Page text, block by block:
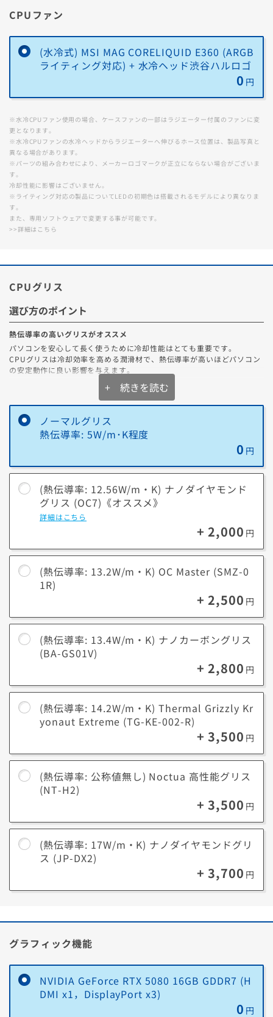
★★★★★
ドスパラ
フィッシング詐欺対策
金銭、パスワード、個人情報を盗む目的で偽装しているWebサイトをブ
ロックします。
VPN機能
フリーWi-Fiなど脆弱なネットワークへ接続する際も、お客様のデバイ
その他機能
自動保護/セーフウェブ/パスワードマネージャー/クラウドバックアッ
プ/セーフカム/ブラウザ保護/ダウンロードインサイト等
CPUファン
(水冷式) MSI MAG CORELIQUID E360 (ARGB
ライティング対応) + 水冷ヘッド渋谷ハルロゴ
0 円
※水冷CPUファン使用の場合、ケースファンの一部はラジエーター付属のファンに変
更となります。
※水冷CPUファンの水冷ヘッドからラジエーターへ伸びるホース位置は、製品写真と
異なる場合があります。
※パーツの組み合わせにより、メーカーロゴマークが正立にならない場合がございま
す。
冷却性能に影響はございません。
※ライティング対応の製品についてLEDの初期色は搭載されるモデルにより異なりま
す。
また、専用ソフトウェアで変更する事が可能です。
>>詳細はこちら
CPUグリス
選び方のポイント
熱伝導率の高いグリスがオススメ
パソコンを安心して長く使うために冷却性能はとても重要です。
CPUグリスは冷却効率を高める潤滑材で、熱伝導率が高いほどパソコン
の安定動作に良い影響を与えます。
オススメのCPUグリスはどれ？
ナノダイヤモンドグリス (OC7)」です！
ナノダイヤモンドグリス (OC7)の特徴
・ナノダイヤモンド粒子含有による非常に高い熱伝導性
・高温や湿度の環境下でも劣化しにくい耐久性
CPUの性能を最大限に引き出すためには、高熱伝導率のCPUグリスへの
アップグレードは外せません。
ゲームや動画編集などのクリエイティブを快適に楽しみたい場合は、熱
伝導率が高いグリスへの変更をオススメします。
※弊社工場での組立時に該当のグリスを塗布するサービスです。グリス
+ 続きを読む
ノーマルグリス
熱伝導率: 5W/m･K程度
0 円
(熱伝導率: 12.56W/m・K) ナノダイヤモンド
グリス (OC7)《オススメ》
詳細はこちら
+ 2,000 円
(熱伝導率: 13.2W/m・K) OC Master (SMZ-0
1R)
+ 2,500 円
(熱伝導率: 13.4W/m・K) ナノカーボングリス
(BA-GS01V)
+ 2,800 円
(熱伝導率: 14.2W/m・K) Thermal Grizzly Kr
yonaut Extreme (TG-KE-002-R)
+ 3,500 円
(熱伝導率: 公称値無し) Noctua 高性能グリス
(NT-H2)
+ 3,500 円
(熱伝導率: 17W/m・K) ナノダイヤモンドグリ
ス (JP-DX2)
+ 3,700 円
グラフィック機能
NVIDIA GeForce RTX 5080 16GB GDDR7 (H
DMI x1，DisplayPort x3)
0 円
ストレージのカスタマイズをされたお客様にご案内
うっかりミスや故障は誰にでも起こりうるこ
と。 データ復旧サービスなら、たった2,200